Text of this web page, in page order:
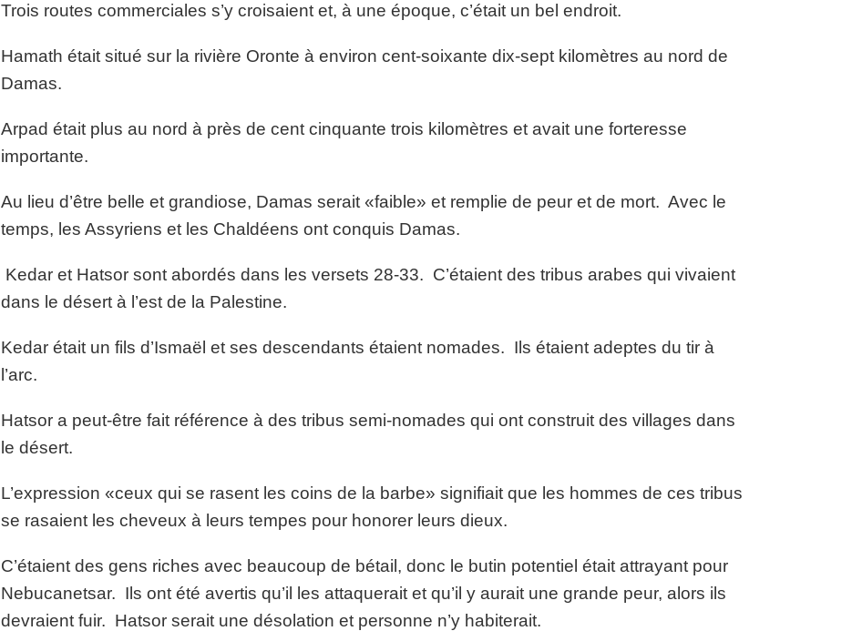
Trois routes commerciales s’y croisaient et, à une époque, c’était un bel endroit.
Hamath était situé sur la rivière Oronte à environ cent-soixante dix-sept kilomètres au nord de
Damas.
Arpad était plus au nord à près de cent cinquante trois kilomètres et avait une forteresse
importante.
Au lieu d’être belle et grandiose, Damas serait «faible» et remplie de peur et de mort. Avec le
temps, les Assyriens et les Chaldéens ont conquis Damas.
Kedar et Hatsor sont abordés dans les versets 28-33. C’étaient des tribus arabes qui vivaient
dans le désert à l’est de la Palestine.
Kedar était un fils d’Ismaël et ses descendants étaient nomades. Ils étaient adeptes du tir à
l’arc.
Hatsor a peut-être fait référence à des tribus semi-nomades qui ont construit des villages dans
le désert.
L’expression «ceux qui se rasent les coins de la barbe» signifiait que les hommes de ces tribus
se rasaient les cheveux à leurs tempes pour honorer leurs dieux.
C’étaient des gens riches avec beaucoup de bétail, donc le butin potentiel était attrayant pour
Nebucanetsar. Ils ont été avertis qu’il les attaquerait et qu’il y aurait une grande peur, alors ils
devraient fuir. Hatsor serait une désolation et personne n’y habiterait.